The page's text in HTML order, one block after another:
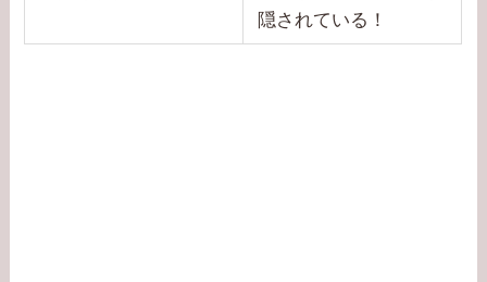
隠されている！